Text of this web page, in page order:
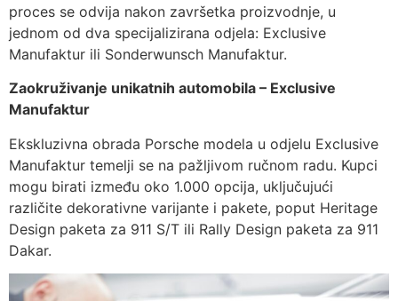
proces se odvija nakon završetka proizvodnje, u
jednom od dva specijalizirana odjela: Exclusive
Manufaktur ili Sonderwunsch Manufaktur.
Zaokruživanje unikatnih automobila – Exclusive
Manufaktur
Ekskluzivna obrada Porsche modela u odjelu Exclusive
Manufaktur temelji se na pažljivom ručnom radu. Kupci
mogu birati između oko 1.000 opcija, uključujući
različite dekorativne varijante i pakete, poput Heritage
Design paketa za 911 S/T ili Rally Design paketa za 911
Dakar.